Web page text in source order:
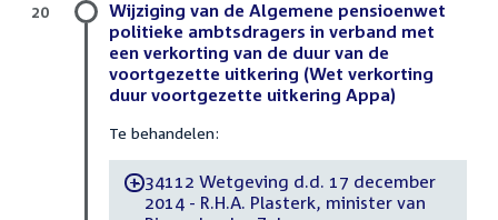
Wijziging van de Algemene pensioenwet
politieke ambtsdragers in verband met
een verkorting van de duur van de
voortgezette uitkering (Wet verkorting
duur voortgezette uitkering Appa)
Te behandelen:
-34112 Wetgeving d.d. 17 december
2014 - R.H.A. Plasterk, minister van
20